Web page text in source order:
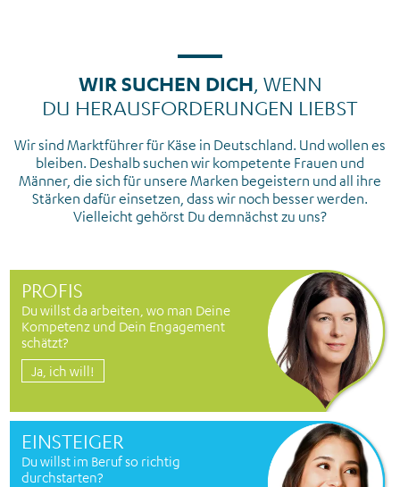
WIR SUCHEN DICH, WENN
DU HERAUSFORDERUNGEN LIEBST
Wir sind Marktführer für Käse in Deutschland. Und wollen es
bleiben. Deshalb suchen wir kompetente Frauen und
Männer, die sich für unsere Marken begeistern und all ihre
Stärken dafür einsetzen, dass wir noch besser werden.
Vielleicht gehörst Du demnächst zu uns?
PROFIS
Du willst da arbeiten, wo man Deine
Kompetenz und Dein Engagement
schätzt?
Ja, ich will!
EINSTEIGER
Du willst im Beruf so richtig
durchstarten?